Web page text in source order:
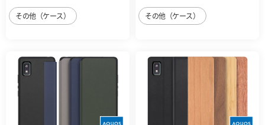
その他（ケース） その他（ケース）